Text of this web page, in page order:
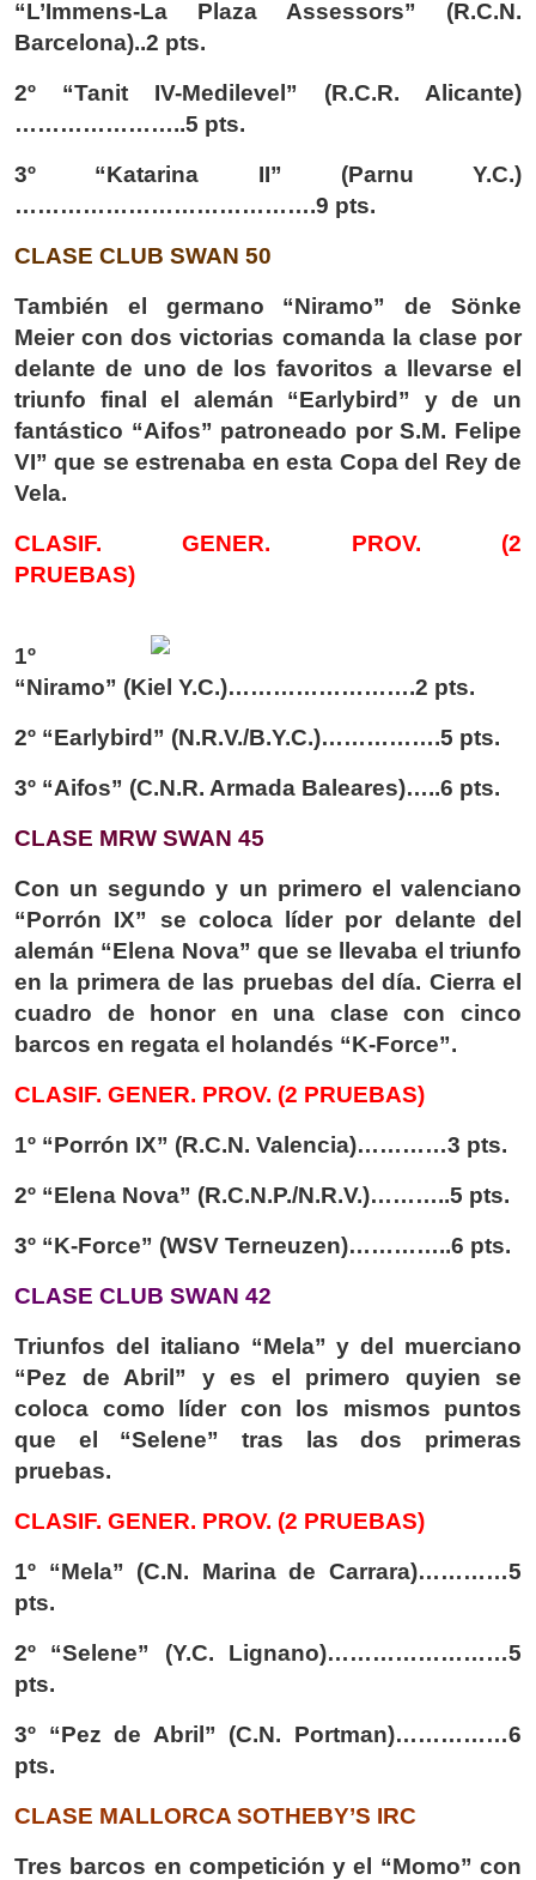
“L’Immens-La Plaza Assessors” (R.C.N.
Barcelona)..2 pts.
2º “Tanit IV-Medilevel” (R.C.R. Alicante)
…………………..5 pts.
3º “Katarina II” (Parnu Y.C.)
………………………………….9 pts.
CLASE CLUB SWAN 50
También el germano “Niramo” de Sönke
Meier con dos victorias comanda la clase por
delante de uno de los favoritos a llevarse el
triunfo final el alemán “Earlybird” y de un
fantástico “Aifos” patroneado por S.M. Felipe
VI” que se estrenaba en esta Copa del Rey de
Vela.
CLASIF. GENER. PROV. (2
PRUEBAS)
1º
“Niramo” (Kiel Y.C.)…………………….2 pts.
2º “Earlybird” (N.R.V./B.Y.C.)…………….5 pts.
3º “Aifos” (C.N.R. Armada Baleares)…..6 pts.
CLASE MRW SWAN 45
Con un segundo y un primero el valenciano
“Porrón IX” se coloca líder por delante del
alemán “Elena Nova” que se llevaba el triunfo
en la primera de las pruebas del día. Cierra el
cuadro de honor en una clase con cinco
barcos en regata el holandés “K-Force”.
CLASIF. GENER. PROV. (2 PRUEBAS)
1º “Porrón IX” (R.C.N. Valencia)…………3 pts.
2º “Elena Nova” (R.C.N.P./N.R.V.)………..5 pts.
3º “K-Force” (WSV Terneuzen)…………..6 pts.
CLASE CLUB SWAN 42
Triunfos del italiano “Mela” y del muerciano
“Pez de Abril” y es el primero quyien se
coloca como líder con los mismos puntos
que el “Selene” tras las dos primeras
pruebas.
CLASIF. GENER. PROV. (2 PRUEBAS)
1º “Mela” (C.N. Marina de Carrara)…………5
pts.
2º “Selene” (Y.C. Lignano)……………………5
pts.
3º “Pez de Abril” (C.N. Portman)……………6
pts.
CLASE MALLORCA SOTHEBY’S IRC
Tres barcos en competición y el “Momo” con